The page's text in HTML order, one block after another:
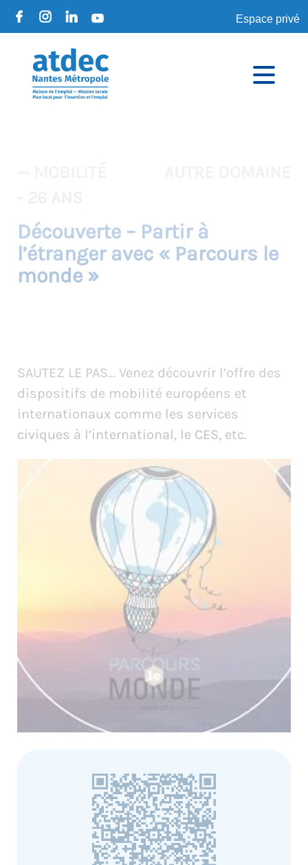
Espace privé
Découverte – Partir à
l’étranger avec « Parcours le
monde »
SAUTEZ LE PAS… Venez découvrir l’offre des
dispositifs de mobilité européens et
internationaux comme les services
civiques à l’international, le CES, etc.